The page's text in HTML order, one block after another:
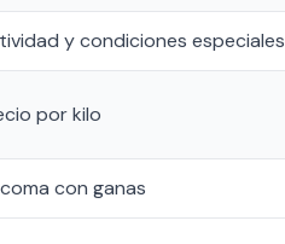
y condiciones especiales
por kilo
con ganas